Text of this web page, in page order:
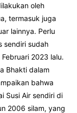
oleh
termasuk juga
lainnya. Perlu
sendiri sudah
2023 lalu.
Bhakti dalam
bahwa
Susi Air sendiri di
2006 silam, yang